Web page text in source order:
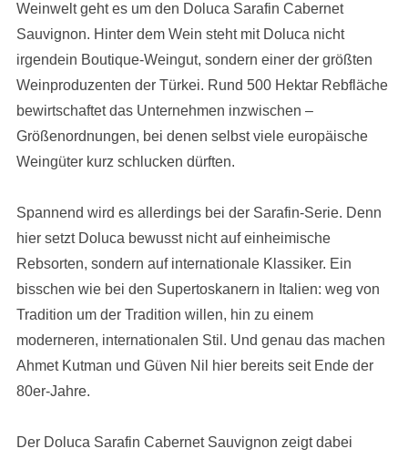
Weinwelt geht es um den Doluca Sarafin Cabernet
Sauvignon. Hinter dem Wein steht mit Doluca nicht
irgendein Boutique-Weingut, sondern einer der größten
Weinproduzenten der Türkei. Rund 500 Hektar Rebfläche
bewirtschaftet das Unternehmen inzwischen –
Größenordnungen, bei denen selbst viele europäische
Weingüter kurz schlucken dürften.
Spannend wird es allerdings bei der Sarafin-Serie. Denn
hier setzt Doluca bewusst nicht auf einheimische
Rebsorten, sondern auf internationale Klassiker. Ein
bisschen wie bei den Supertoskanern in Italien: weg von
Tradition um der Tradition willen, hin zu einem
moderneren, internationalen Stil. Und genau das machen
Ahmet Kutman und Güven Nil hier bereits seit Ende der
80er-Jahre.
Der Doluca Sarafin Cabernet Sauvignon zeigt dabei